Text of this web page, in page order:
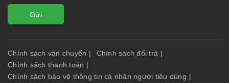
Gửi
Chính sách vận chuyển | Chính sách đổi trả |
Chính sách thanh toán |
Chính sách bảo vệ thông tin cá nhân người tiêu dùng |